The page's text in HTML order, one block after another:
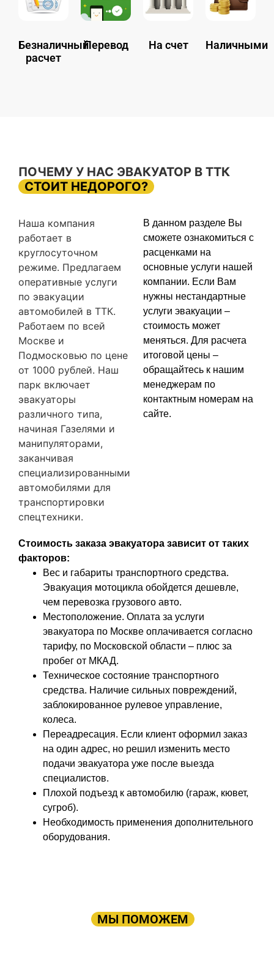
Безналичный
расчет
Перевод На счет Наличными
ПОЧЕМУ У НАС ЭВАКУАТОР В ТТК
СТОИТ НЕДОРОГО?
Наша компания
работает в
круглосуточном
режиме. Предлагаем
оперативные услуги
по эвакуации
автомобилей в ТТК.
Работаем по всей
Москве и
Подмосковью по цене
от 1000 рублей. Наш
парк включает
эвакуаторы
различного типа,
начиная Газелями и
манипуляторами,
заканчивая
специализированными
автомобилями для
транспортировки
спецтехники.
В данном разделе Вы
сможете ознакомиться с
расценками на
основные услуги нашей
компании. Если Вам
нужны нестандартные
услуги эвакуации –
стоимость может
меняться. Для расчета
итоговой цены –
обращайтесь к нашим
менеджерам по
контактным номерам на
сайте.
Стоимость заказа эвакуатора зависит от таких
факторов:
Вес и габариты транспортного средства.
Эвакуация мотоцикла обойдется дешевле,
чем перевозка грузового авто.
Местоположение. Оплата за услуги
эвакуатора по Москве оплачивается согласно
тарифу, по Московской области – плюс за
пробег от МКАД.
Техническое состояние транспортного
средства. Наличие сильных повреждений,
заблокированное рулевое управление,
колеса.
Переадресация. Если клиент оформил заказ
на один адрес, но решил изменить место
подачи эвакуатора уже после выезда
специалистов.
Плохой подъезд к автомобилю (гараж, кювет,
сугроб).
Необходимость применения дополнительного
оборудования.
МЫ ПОМОЖЕМ